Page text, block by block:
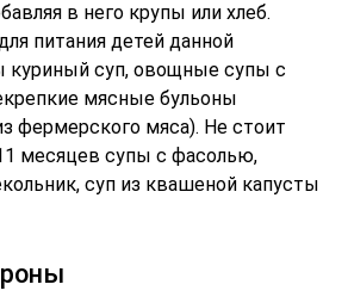
в него крупы или хлеб.
питания детей данной
куриный суп, овощные супы с
мясные бульоны
фермерского мяса). Не стоит
месяцев супы с фасолью,
суп из квашеной капусты